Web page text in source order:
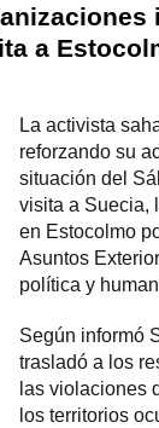
a
La activista
reforzando su
situación del
visita a Suecia,
en Estocolmo
Asuntos
política y
Según informó
trasladó a los
las violaciones
los territorios